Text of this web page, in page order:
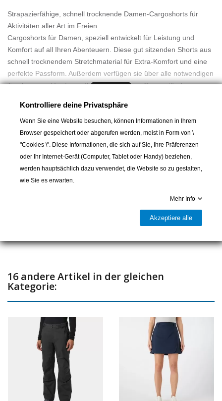
Strapazierfähige, schnell trocknende Damen-Cargoshorts für
Aktivitäten aller Art im Freien.
Cargoshorts für Damen, speziell entwickelt für Leistung und
Komfort auf all Ihren Abenteuern. Diese gut sitzenden Shorts aus
schnell trocknendem Stretchmaterial für Extra-Komfort und eine
perfekte Passform. Außerdem verfügen sie über alle notwendigen
Taschen zum Verstauen Ihrer persönlichen Gegenstände.
FUNKTIONEN
Robustes, schnell trocknendes, reißfestes Polyamid, 140 g/m²
Reißverschluss mit einfachem, flachem Knopf an der Taille für
geringes Volumen
Mesh-gefütterte Taschen
Schräge Hüfttaschen
Zwei Cargotaschen mit verdecktem Druckknopfverschluss
Aufgedrucktes HH-Logo auf Cargotaschen-Patte
UV-Schutzfaktor 40+
In den Warenkorb
16 andere Artikel in der gleichen
Kategorie:
Kontrolliere deine Privatsphäre
Wenn Sie eine Website besuchen, können Informationen in Ihrem
Browser gespeichert oder abgerufen werden, meist in Form von \
"Cookies \". Diese Informationen, die sich auf Sie, Ihre Präferenzen
oder Ihr Internet-Gerät (Computer, Tablet oder Handy) beziehen,
werden hauptsächlich dazu verwendet, die Website so zu gestalten,
wie Sie es erwarten.
Mehr Info
Akzeptiere alle